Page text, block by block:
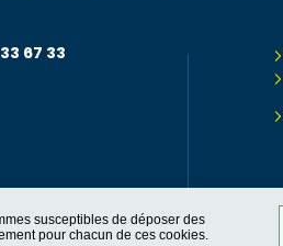
susceptibles de déposer des
pour chacun de ces cookies.
67 33